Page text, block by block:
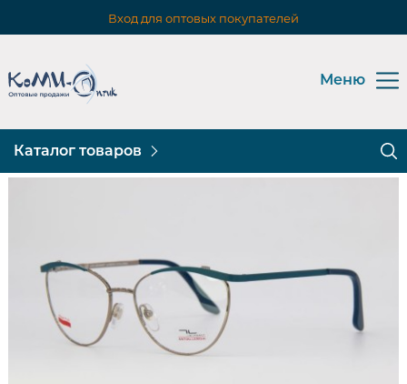
Вход для оптовых покупателей
Меню
Каталог товаров